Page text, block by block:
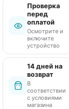
Проверка
перед
оплатой
Осмотрите и
включите
устройство
14 дней на
возврат
В
соответствии
с условиями
магазина